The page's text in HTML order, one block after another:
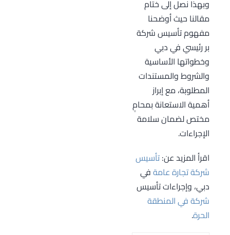
الجهات.
الأنشطة
المسموح بها.
شركة بر رئيسي
وصول مباشر
للسوق المحلي،
اعتراف رسمي
أمام الجهات
والبنوك، مرونة
أكبر في التوظيف
والتوسع، وإطار
قانوني أوضح من
العمل الفردي غير
الموثّق.
وبهذا نصل إلى ختام
مقالنا حيث أوضحنا
مفهوم تأسيس شركة
بر رئيسي في دبي
وخطواتها الأساسية
والشروط والمستندات
المطلوبة، مع إبراز
أهمية الاستعانة بمحامٍ
مختص لضمان سلامة
الإجراءات.
اقرأ المزيد عن:تأسيس
شركة تجارة عامةفي
دبي، وإجراءات تأسيس
شركة في المنطقة
الحرة.